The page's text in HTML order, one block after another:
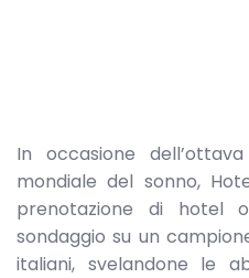
In occasione
mondiale del sonno,
prenotazione di hotel
sondaggio su un
italiani, svelandone le